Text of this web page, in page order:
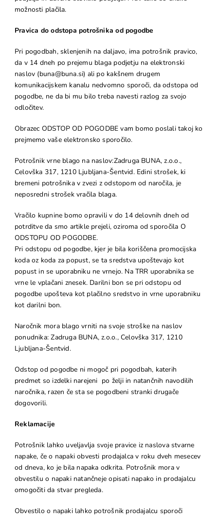
možnosti plačila.
Pravica do odstopa potrošnika od pogodbe
Pri pogodbah, sklenjenih na daljavo, ima potrošnik pravico,
da v 14 dneh po prejemu blaga podjetju na elektronski
naslov (buna@buna.si) ali po kakšnem drugem
komunikacijskem kanalu nedvomno sporoči, da odstopa od
pogodbe, ne da bi mu bilo treba navesti razlog za svojo
odločitev.
Obrazec ODSTOP OD POGODBE vam bomo poslali takoj ko
prejmemo vaše elektronsko sporočilo.
Potrošnik vrne blago na naslov:Zadruga BUNA, z.o.o.,
Celovška 317, 1210 Ljubljana-Šentvid. Edini strošek, ki
bremeni potrošnika v zvezi z odstopom od naročila, je
neposredni strošek vračila blaga.
Vračilo kupnine bomo opravili v do 14 delovnih dneh od
potrditve da smo artikle prejeli, oziroma od sporočila O
ODSTOPU OD POGODBE.
Pri odstopu od pogodbe, kjer je bila koriščena promocijska
koda oz koda za popust, se ta sredstva upoštevajo kot
popust in se uporabniku ne vrnejo. Na TRR uporabnika se
vrne le vplačani znesek. Darilni bon se pri odstopu od
pogodbe upošteva kot plačilno sredstvo in vrne uporabniku
kot darilni bon.
Naročnik mora blago vrniti na svoje stroške na naslov
ponudnika: Zadruga BUNA, z.o.o., Celovška 317, 1210
Ljubljana-Šentvid.
Odstop od pogodbe ni mogoč pri pogodbah, katerih
predmet so izdelki narejeni po želji in natančnih navodilih
naročnika, razen če sta se pogodbeni stranki drugače
dogovorili.
Reklamacije
Potrošnik lahko uveljavlja svoje pravice iz naslova stvarne
napake, če o napaki obvesti prodajalca v roku dveh mesecev
od dneva, ko je bila napaka odkrita. Potrošnik mora v
obvestilu o napaki natančneje opisati napako in prodajalcu
omogočiti da stvar pregleda.
Obvestilo o napaki lahko potrošnik prodajalcu sporoči